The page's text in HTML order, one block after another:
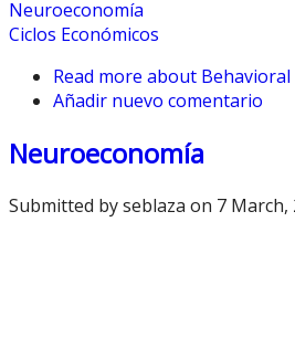
Neuroeconomía
Ciclos Económicos
Read more about Behavioral
Añadir nuevo comentario
Neuroeconomía
Submitted byseblaza on 7 March,